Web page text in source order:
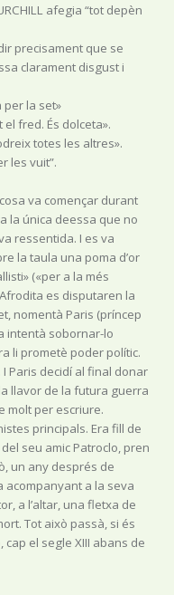
afegia “tot depèn
precisament que se
clarament disgust i
per la set»
fred. És dolceta».
totes les altres».
les vuit”.
va començar durant
la única deessa que no
ressentida. I es va
la taula una poma d’or
(«per a la més
es disputaren la
nomentà Paris (príncep
intentà sobornar-lo
li prometè poder polític.
I Paris decidí al final donar
llavor de la futura guerra
molt per escriure.
principals. Era fill de
seu amic Patroclo, pren
un any després de
acompanyant a la seva
a l’altar, una fletxa de
Tot això passà, si és
el segle XIII abans de